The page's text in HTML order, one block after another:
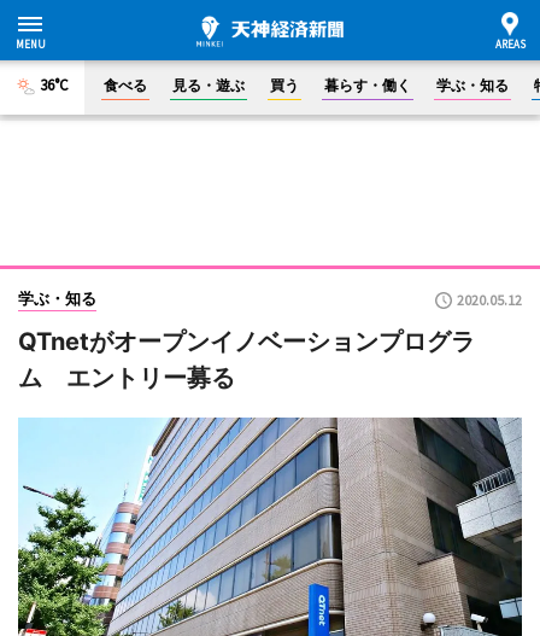
36°C 食べる 見る・遊ぶ 買う 暮らす・働く 学ぶ・知る
学ぶ・知る 2020.05.12
QTnetがオープンイノベーションプログラ
ム エントリー募る